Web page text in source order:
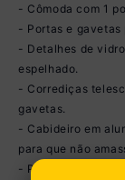
- Cômoda com 1
- Portas e gavetas
- Detalhes de
espelhado.
- Corrediças
gavetas.
- Cabideiro em
para que não
- Puxadores em